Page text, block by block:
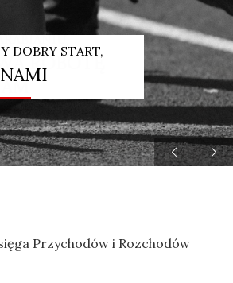
ROBOTĘ
DOBRY START,
 
Przychodów i Rozchodów